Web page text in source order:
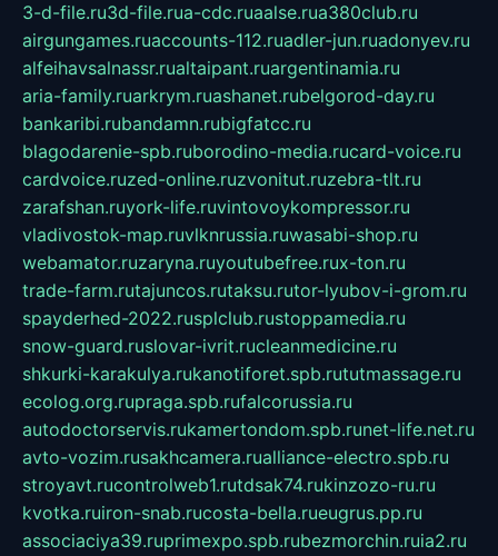
3-d-file.ru3d-file.rua-cdc.ruaalse.rua380club.ru
airgungames.ruaccounts-112.ruadler-jun.ruadonyev.ru
alfeihavsalnassr.rualtaipant.ruargentinamia.ru
aria-family.ruarkrym.ruashanet.rubelgorod-day.ru
bankaribi.rubandamn.rubigfatcc.ru
blagodarenie-spb.ruborodino-media.rucard-voice.ru
cardvoice.ruzed-online.ruzvonitut.ruzebra-tlt.ru
zarafshan.ruyork-life.ruvintovoykompressor.ru
vladivostok-map.ruvlknrussia.ruwasabi-shop.ru
webamator.ruzaryna.ruyoutubefree.rux-ton.ru
trade-farm.rutajuncos.rutaksu.rutor-lyubov-i-grom.ru
spayderhed-2022.rusplclub.rustoppamedia.ru
snow-guard.ruslovar-ivrit.rucleanmedicine.ru
shkurki-karakulya.rukanotiforet.spb.rututmassage.ru
ecolog.org.rupraga.spb.rufalcorussia.ru
autodoctorservis.rukamertondom.spb.runet-life.net.ru
avto-vozim.rusakhcamera.rualliance-electro.spb.ru
stroyavt.rucontrolweb1.rutdsak74.rukinzozo-ru.ru
kvotka.ruiron-snab.rucosta-bella.rueugrus.pp.ru
associaciya39.ruprimexpo.spb.rubezmorchin.ruia2.ru